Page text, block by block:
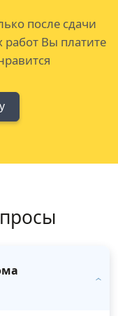
после сдачи
Вы платите